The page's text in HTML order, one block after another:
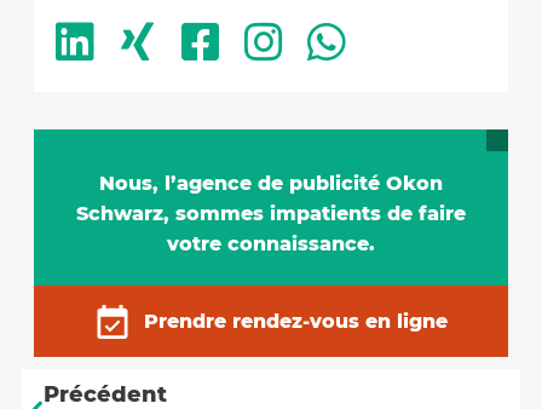
Nous, l’agence de publicité Okon
Schwarz, sommes impatients de faire
votre connaissance.
Prendre rendez-vous en ligne
Précédent